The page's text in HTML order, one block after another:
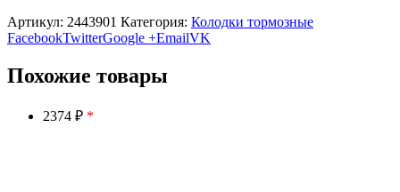
Артикул: 2443901 Категория: Колодки тормозные
FacebookTwitterGoogle +EmailVK
Похожие товары
2374 ₽ *